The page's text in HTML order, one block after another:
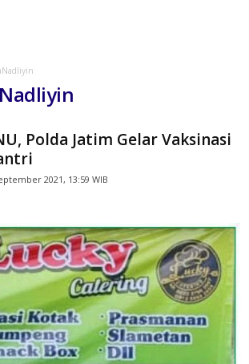
Polda Jatim Gelar Vaksinasi
2021, 13:59 WIB